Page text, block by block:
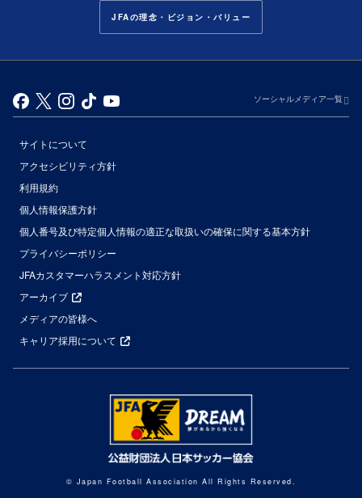
JFAの理念・ビジョン・バリュー
ソーシャルメディア一覧
サイトについて
アクセシビリティ方針
利用規約
個人情報保護方針
個人番号及び特定個人情報の適正な取扱いの確保に関する基本方針
プライバシーポリシー
JFAカスタマーハラスメント対応方針
アーカイブ
メディアの皆様へ
キャリア採用について
© Japan Football Association All Rights Reserved.